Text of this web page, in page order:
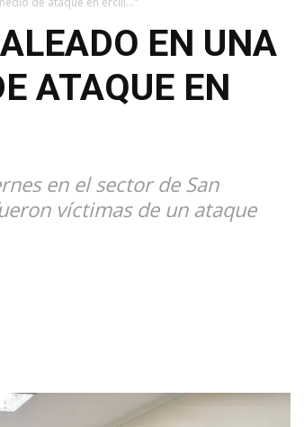
EN UNA
ATAQUE EN
en el sector de San
víctimas de un ataque